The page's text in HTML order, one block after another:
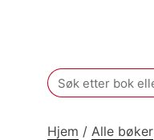
Search
for:
Hjem / Alle bøker